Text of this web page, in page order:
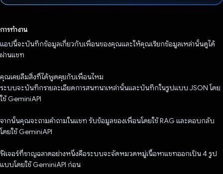
การทำงาน
แอปนี้จะบันทึกข้อมูลเกี่ยวกับเพื่อนของคุณและให้คุณเรียกข้อมูลเหล่านั้นดูได้
ผ่านแชท
คุณเคยลืมสิ่งที่ได้พูดคุยกับเพื่อนไหม
ระบบจะบันทึกรายละเอียดการสนทนาเหล่านั้นและบันทึกในรูปแบบ JSON โดย
ใช้ GeminiAPI
จากนั้นคุณจะถามคำถามในแชท รับข้อมูลของเพื่อนโดยใช้ RAG และตอบกลับ
โดยใช้ GeminiAPI
ฟีเจอร์ที่ชาญฉลาดอย่างหนึ่งคือระบบจะจัดหมวดหมู่เนื้อหาแชทออกเป็น 4 รูป
แบบโดยใช้ GeminiAPI ก่อน